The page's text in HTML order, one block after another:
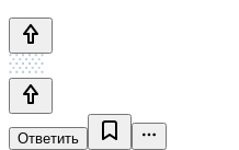
Ответить